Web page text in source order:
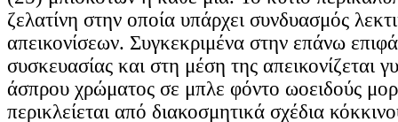
ζελατίνη στην οποία υπάρχει συνδυασμός
απεικονίσεων. Συγκεκριμένα στην επάνω
συσκευασίας και στη μέση της απεικονίζεται
άσπρου χρώματος σε μπλε φόντο ωοειδούς
περικλείεται από διακοσμητικά σχέδια